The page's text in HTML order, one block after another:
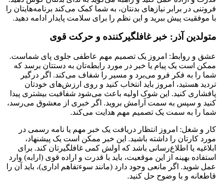
فروتنی در برابر نیازهای بدنتان، به شما کمک می‌کند برنامه‌هایتان را
با موفقیت پیش ببرید و این نظم را برای سلامت پایدار ادامه دهید.
متولدین آذر: خبر غافلگیرکننده و حرکت قوی
عشق و روابط: امروز یک تصمیم مهم عاطفی جلوی پای شماست.
ممکن است یک پیام یا خبر در مورد رابطه‌تان به دستتان برسد که
شما را به فکر فرو می‌برد و مسیر را شفاف می‌کند. اگر درگیر
تردید هستید، امروز باید انتخاب کنید و روی ارزش‌های خودتان
پافشاری کنید. این شوک اولیه باعث می‌شود شفافیت بیشتری پیدا
کنید و سپس به سمت آرامش بروید. اگر خبری از معشوق می‌رسد،
شما را به سمت یک تصمیم مهم هدایت می‌کند.
کار و شغل: امروز انتظار دریافت یک خبر مهم یا نامه رسمی در
مورد کارتان را داشته باشید. این خبر ممکن است یک پیشنهاد،
ابلاغیه یا اطلاع‌رسانی باشد که اولش کمی غافلگیرتان کند. برای
استفاده بهینه از این موقعیت، باید با قدرت و اراده قوی (ارابه) وارد
عمل شوید. اگر مانعی وجود دارد (مانند سوءتفاهم اداری)، باید آن را
قاطعانه و با وضوح حل کنید.